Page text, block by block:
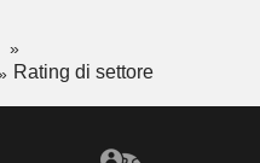
Rating di settore